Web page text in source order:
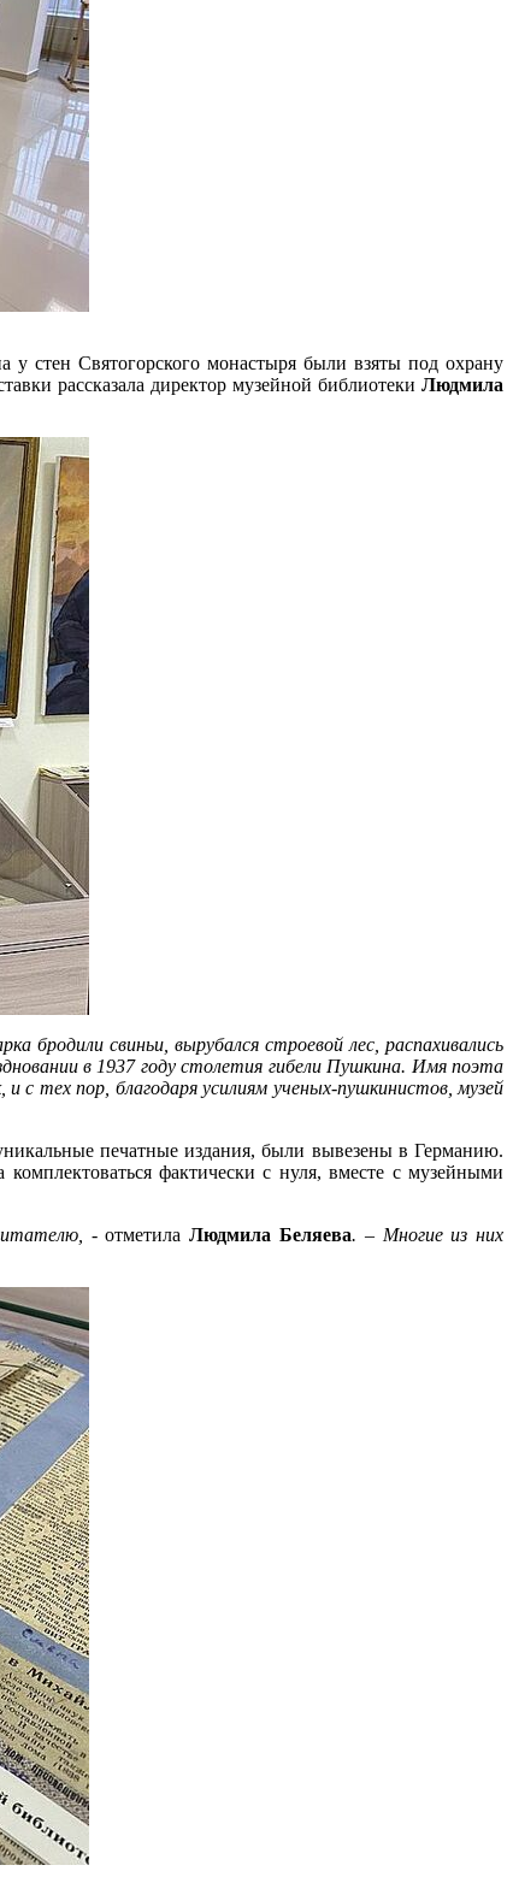
стен Святогорского монастыря были взяты под охрану
рассказала директор музейной библиотеки Людмила
бродили свиньи, вырубался строевой лес, распахивались
в 1937 году столетия гибели Пушкина. Имя поэта
с тех пор, благодаря усилиям ученых-пушкинистов, музей
печатные издания, были вывезены в Германию.
фактически с нуля, вместе с музейными
-отметилаЛюдмила Беляева. – Многие из них